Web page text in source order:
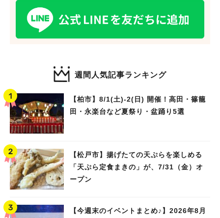
週間人気記事ランキング
【柏市】8/1(土)‐2(日) 開催！高田・篠籠
田・永楽台など夏祭り・盆踊り5選
【松戸市】揚げたての天ぷらを楽しめる
「天ぷら定食まきの」が、7/31（金）オ
ープン
【今週末のイベントまとめ♪】2026年8月